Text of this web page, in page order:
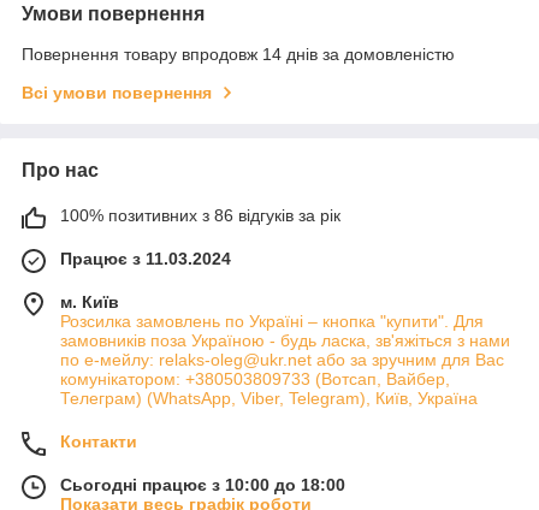
Умови повернення
Повернення товару впродовж 14 днів за домовленістю
Всі умови повернення
Про нас
100% позитивних з 86 відгуків за рік
Працює з 11.03.2024
м. Київ
Розсилка замовлень по Україні – кнопка "купити". Для
замовників поза Україною - будь ласка, зв'яжіться з нами
по е-мейлу: relaks-oleg@ukr.net або за зручним для Вас
комунікатором: +380503809733 (Вотсап, Вайбер,
Телеграм) (WhatsApp, Viber, Telegram), Київ, Україна
Контакти
Сьогодні працює з 10:00 до 18:00
Показати весь графік роботи